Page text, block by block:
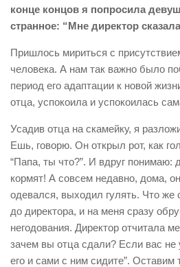
конце концов я попросила
странное: “Мне директор
Пришлось мириться с
человека. А нам так важно было
период его адаптации к новой
отца, успокоила и успокоилась
Усадив отца на скамейку, я
Ешь, говорю. Он открыл рот, как
“Папа, ты что?”. И вдруг понимаю:
кормят! А совсем недавно, дома,
одевался, выходил гулять. Что же
до директора, и на меня сразу
негодования. Директор отчитала
зачем вы отца сдали? Если вас не
его и сами с ним сидите”. Оставим